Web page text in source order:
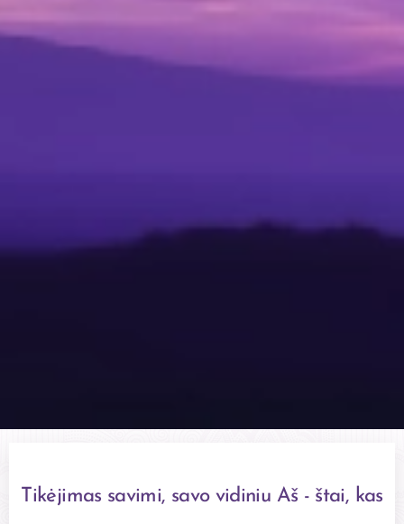
Tikėjimas savimi, savo vidiniu Aš - štai, kas